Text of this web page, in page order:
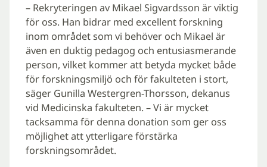
– Rekryteringen av Mikael Sigvardsson är viktig
för oss. Han bidrar med excellent forskning
inom området som vi behöver och Mikael är
även en duktig pedagog och entusiasmerande
person, vilket kommer att betyda mycket både
för forskningsmiljö och för fakulteten i stort,
säger Gunilla Westergren-Thorsson, dekanus
vid Medicinska fakulteten. – Vi är mycket
tacksamma för denna donation som ger oss
möjlighet att ytterligare förstärka
forskningsområdet.